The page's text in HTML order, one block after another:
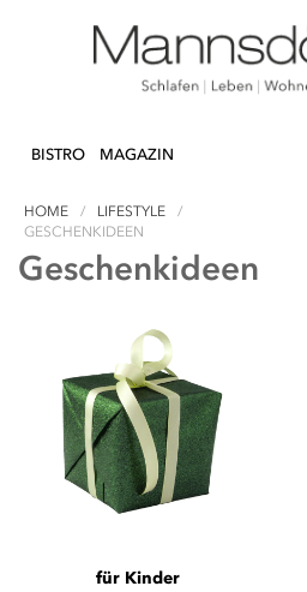
zum
BISTRO MAGAZIN
HOME
LIFESTYLE
GESCHENKIDEEN
Geschenkideen
für Kinder